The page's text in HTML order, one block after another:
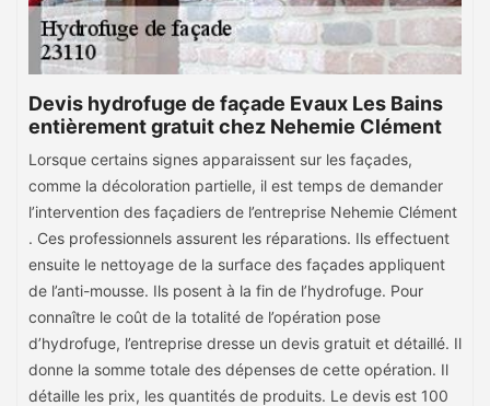
Devis hydrofuge de façade Evaux Les Bains
entièrement gratuit chez Nehemie Clément
Lorsque certains signes apparaissent sur les façades,
comme la décoloration partielle, il est temps de demander
l’intervention des façadiers de l’entreprise Nehemie Clément
. Ces professionnels assurent les réparations. Ils effectuent
ensuite le nettoyage de la surface des façades appliquent
de l’anti-mousse. Ils posent à la fin de l’hydrofuge. Pour
connaître le coût de la totalité de l’opération pose
d’hydrofuge, l’entreprise dresse un devis gratuit et détaillé. Il
donne la somme totale des dépenses de cette opération. Il
détaille les prix, les quantités de produits. Le devis est 100